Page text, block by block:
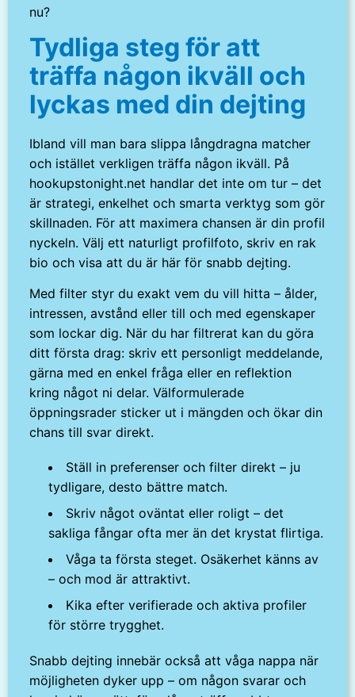
nu?
Tydliga steg för att
träffa någon ikväll och
lyckas med din dejting
Ibland vill man bara slippa långdragna matcher
och istället verkligen träffa någon ikväll. På
hookupstonight.net handlar det inte om tur – det
är strategi, enkelhet och smarta verktyg som gör
skillnaden. För att maximera chansen är din profil
nyckeln. Välj ett naturligt profilfoto, skriv en rak
bio och visa att du är här för snabb dejting.
Med filter styr du exakt vem du vill hitta – ålder,
intressen, avstånd eller till och med egenskaper
som lockar dig. När du har filtrerat kan du göra
ditt första drag: skriv ett personligt meddelande,
gärna med en enkel fråga eller en reflektion
kring något ni delar. Välformulerade
öppningsrader sticker ut i mängden och ökar din
chans till svar direkt.
Ställ in preferenser och filter direkt – ju
tydligare, desto bättre match.
Skriv något oväntat eller roligt – det
sakliga fångar ofta mer än det krystat flirtiga.
Våga ta första steget. Osäkerhet känns av
– och mod är attraktivt.
Kika efter verifierade och aktiva profiler
för större trygghet.
Snabb dejting innebär också att våga nappa när
möjligheten dyker upp – om någon svarar och